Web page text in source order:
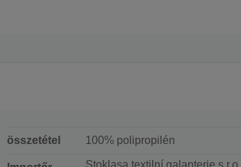
összetétel 100% polipropilén